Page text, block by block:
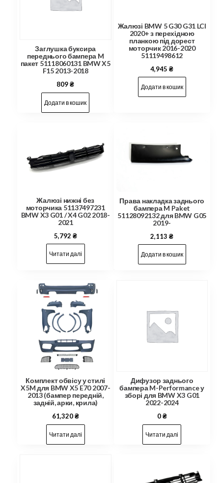
Заглушка буксира
переднього бампера M
пакет 51118060131 BMW X5
F15 2013-2018
809₴
Додати в кошик
Жалюзі BMW 5 G30 G31 LCI
2020+ з перехідною
планкою під дорест
моторчик 2016-2020
51119498612
4,945₴
Додати в кошик
Жалюзі нижні без
моторчика 51137497231
BMW X3 G01 / X4 G02 2018-
2021
5,792 ₴
Читати далі
Права накладка заднього
бампера M Paket
51128092132 для BMW G05
2019-
2,113₴
Додати в кошик
Комплект обвісу у стилі
X5M для BMW X5 E70 2007-
2013 (бампер передній,
задній, арки, крила)
61,320₴
Читати далі
Дифузор заднього
бампера M-Performance у
зборі для BMW X3 G01
2022-2024
0₴
Читати далі